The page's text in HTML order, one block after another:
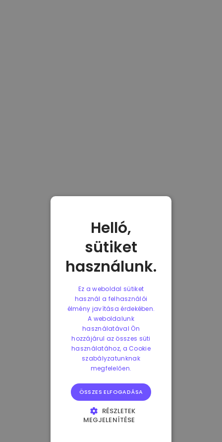
Helló,
sütiket
használunk.
Ez a weboldal sütiket
használ a felhasználói
élmény javítása érdekében.
A weboldalunk
használatával Ön
hozzájárul az összes süti
használatához, a Cookie
szabályzatunknak
megfelelően.
ÖSSZES ELFOGADÁSA
RÉSZLETEK
MEGJELENÍTÉSE